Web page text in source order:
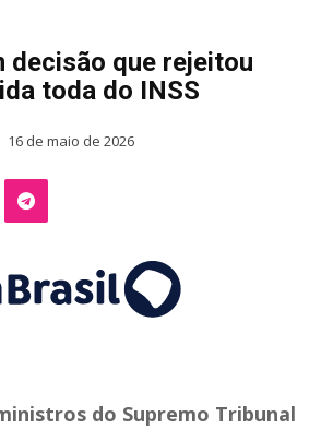
decisão que rejeitou
toda do INSS
16 de maio de 2026
do Supremo Tribunal